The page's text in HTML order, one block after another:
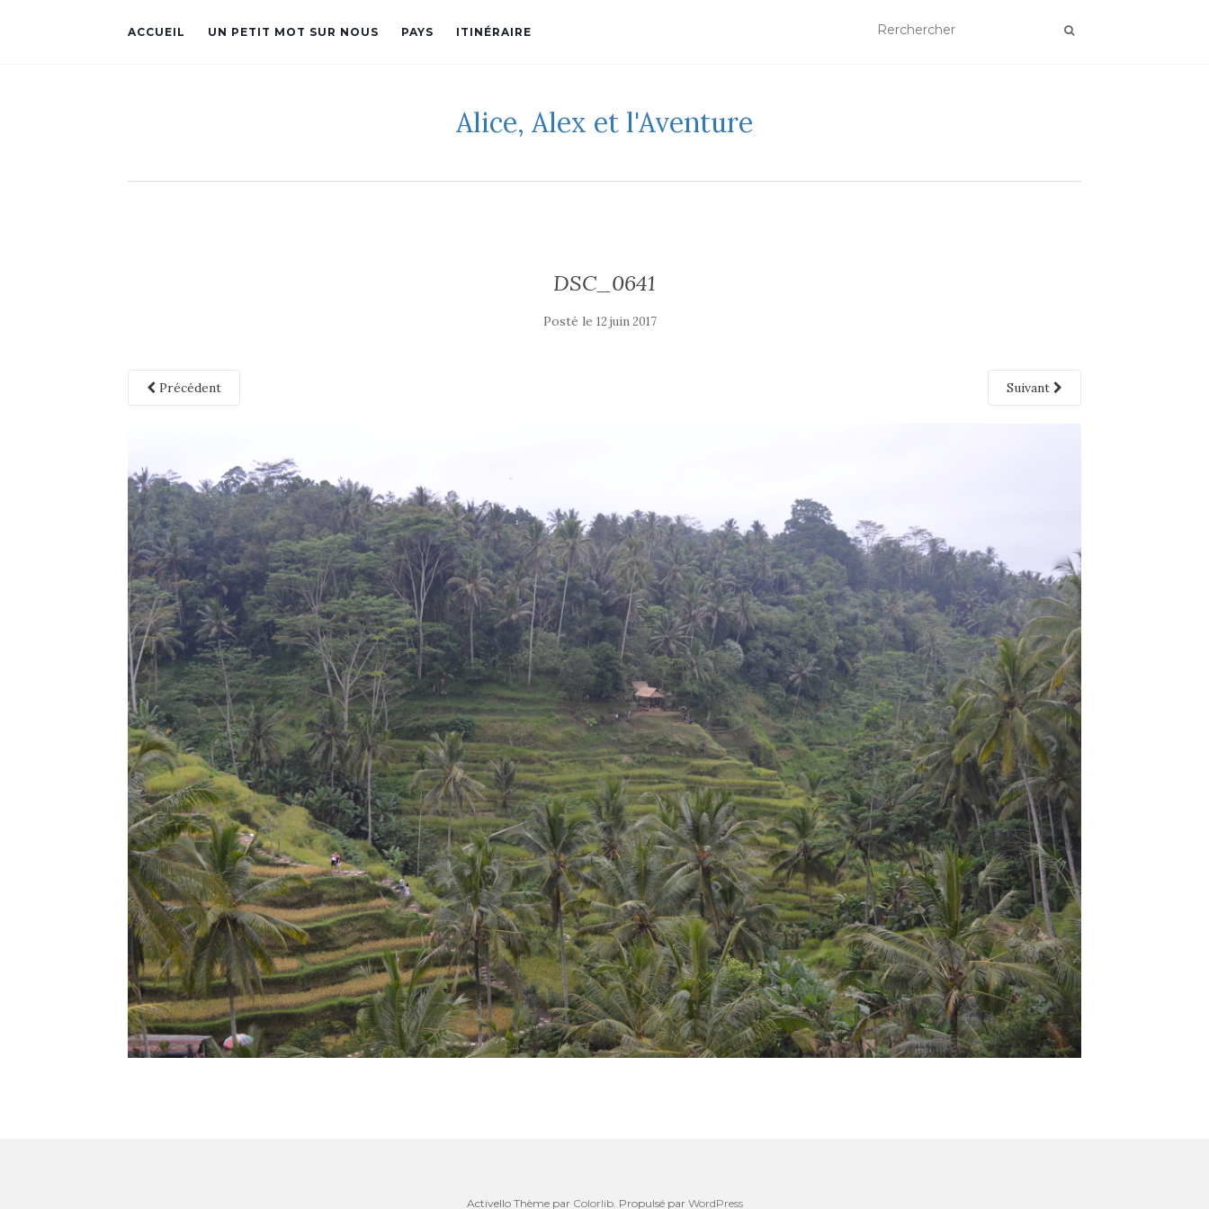
ACCUEIL UN PETIT MOT SUR NOUS PAYS ITINÉRAIRE
Alice, Alex et l'Aventure
DSC_0641
Posté le 12 juin 2017
Précédent Suivant
Activello Thème par Colorlib. Propulsé par WordPress